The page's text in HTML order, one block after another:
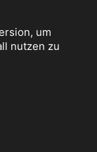
um
nutzen zu